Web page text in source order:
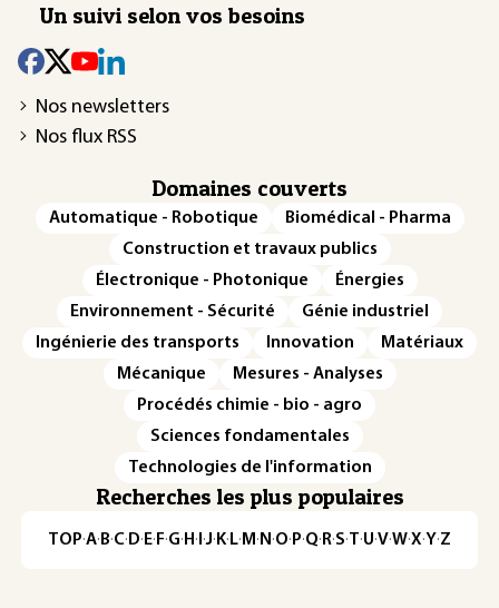
Un suivi selon vos besoins
Nos newsletters
Nos flux RSS
Domaines couverts
Automatique - Robotique
Biomédical - Pharma
Construction et travaux publics
Électronique - Photonique
Énergies
Environnement - Sécurité
Génie industriel
Ingénierie des transports
Innovation
Matériaux
Mécanique
Mesures - Analyses
Procédés chimie - bio - agro
Sciences fondamentales
Technologies de l'information
Recherches les plus populaires
TOP·A·B·C· D· E· F·G· H · ·J· K· L· M · N ·O· P·Q· R·S·T·U·V·W·X·Y·Z